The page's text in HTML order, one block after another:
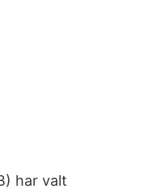
har valt